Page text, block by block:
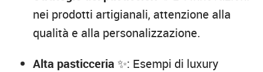
nei prodotti artigianali, attenzione alla
qualità e alla personalizzazione.
Alta pasticceria ✨: Esempi di luxury